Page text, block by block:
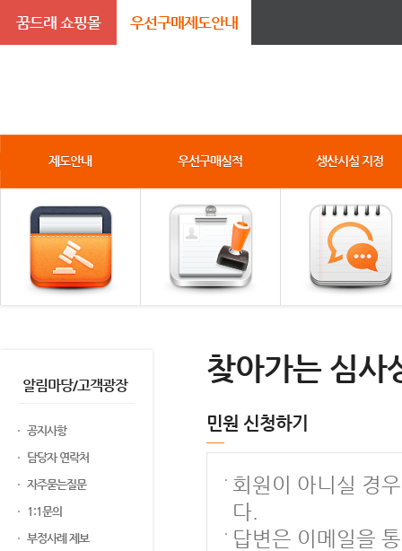
꿈드래 쇼핑몰 우선구매제도안내
제도안내 우선구매실적 생산시설 지정
알림마당/고객광장
공지사항
담당자 연락처
자주묻는질문
1:1문의
부정사례 제보
찾아가는 심사
민원 신청하기
회원이 아니실 경
다.
답변은 이메일을